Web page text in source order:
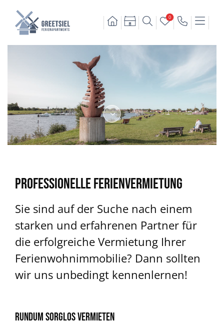
0
PROFESSIONELLE FERIENVERMIETUNG
Sie sind auf der Suche nach einem
starken und erfahrenen Partner für
die erfolgreiche Vermietung Ihrer
Ferienwohnimmobilie? Dann sollten
wir uns unbedingt kennenlernen!
Rundum sorglos vermieten